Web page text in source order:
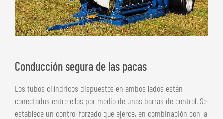
Conducción segura de las pacas
Los tubos cilíndricos dispuestos en ambos lados están
conectados entre ellos por medio de unas barras de control. Se
establece un control forzado que ejerce, en combinación con la